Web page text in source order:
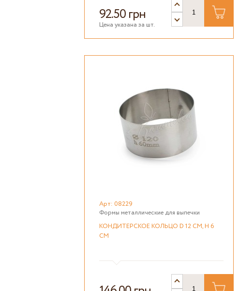
92.50 грн
Цена указана за шт.
Арт: 08229
Формы металлические для выпечки
КОНДИТЕРСКОЕ КОЛЬЦО D 12 СМ, H 6
СМ